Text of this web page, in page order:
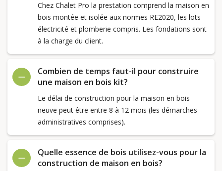
Chez Chalet Pro la prestation comprend la maison en
bois montée et isolée aux normes RE2020, les lots
électricité et plomberie compris. Les fondations sont
à la charge du client.
Combien de temps faut-il pour construire
une maison en bois kit?
Le délai de construction pour la maison en bois
neuve peut être entre 8 à 12 mois (les démarches
administratives comprises).
Quelle essence de bois utilisez-vous pour la
construction de maison en bois?